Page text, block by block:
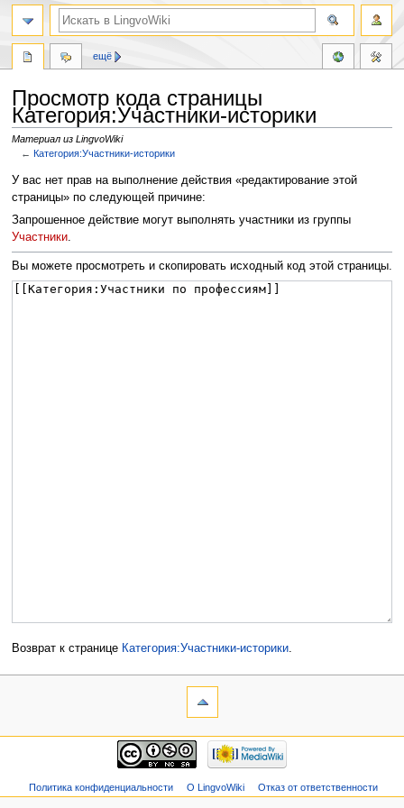
Просмотр кода страницы
Категория:Участники-историки
Материал из LingvoWiki
←Категория:Участники-историки
Перейти
к
навигации
Перейти
к
поиску
У вас нет прав на выполнение действия «редактирование этой
страницы» по следующей причине:
Запрошенное действие могут выполнять участники из группы
Участники.
Вы можете просмотреть и скопировать исходный код этой страницы.
Возврат к странице Категория:Участники-историки.
ещё
Политика конфиденциальности О LingvoWiki Отказ от ответственности